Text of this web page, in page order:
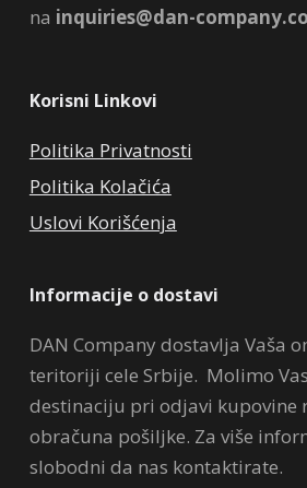
na inquiries@dan-
Korisni Linkovi
Politika Privatnosti
Politika Kolačića
Uslovi Korišćenja
Informacije o dostavi
DAN Company dostavlja Vaša
teritoriji cele Srbije. Molimo
destinaciju pri odjavi kupovine
obračuna pošiljke. Za više
slobodni da nas kontaktirate.